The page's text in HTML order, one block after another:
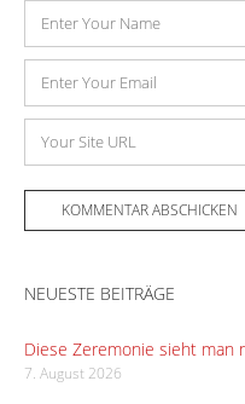
Name
Mail-
Adresse
Website
NEUESTE BEITRÄGE
Diese Zeremonie sieht man
7. August 2026